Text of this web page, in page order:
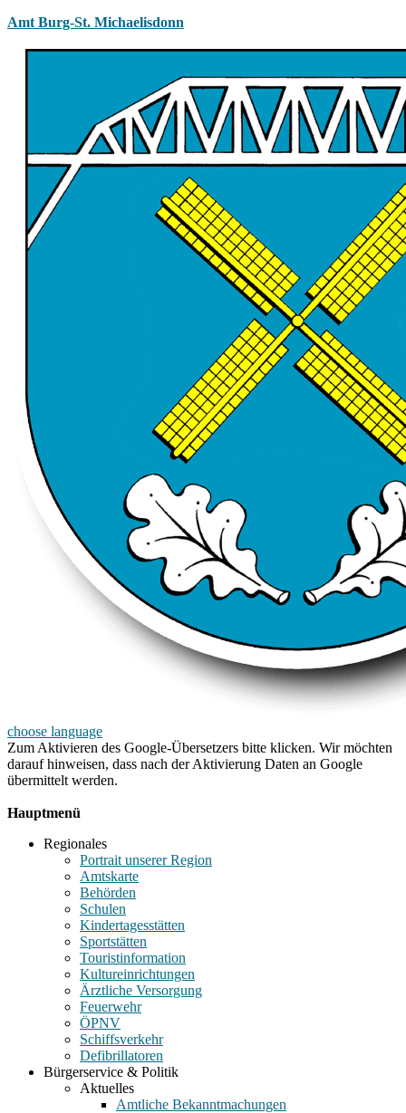
Amt Burg-St. Michaelisdonn
choose language
Zum Aktivieren des Google-Übersetzers bitte klicken. Wir möchten
darauf hinweisen, dass nach der Aktivierung Daten an Google
übermittelt werden.
Hauptmenü
Regionales
Portrait unserer Region
Amtskarte
Behörden
Schulen
Kindertagesstätten
Sportstätten
Touristinformation
Kultureinrichtungen
Ärztliche Versorgung
Feuerwehr
ÖPNV
Schiffsverkehr
Defibrillatoren
Bürgerservice & Politik
Aktuelles
Amtliche Bekanntmachungen